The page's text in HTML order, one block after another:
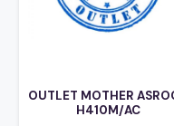
OUTLET MOTHER
H410M/AC